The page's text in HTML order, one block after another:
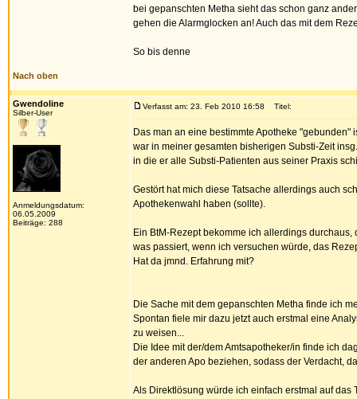
bei gepanschten Metha sieht das schon ganz
gehen die Alarmglocken an! Auch das mit dem
So bis denne
Nach oben
Gwendoline
Silber-User
Anmeldungsdatum:
06.05.2009
Beiträge: 288
Verfasst am: 23. Feb 2010 16:58 Titel:
Das man an eine bestimmte Apotheke
war in meiner gesamten bisherigen Substi-Zeit
in die er alle Substi-Patienten aus seiner Praxis
Gestört hat mich diese Tatsache allerdings auch
Apothekenwahl haben (sollte).
Ein BtM-Rezept bekomme ich allerdings
was passiert, wenn ich versuchen würde, das
Hat da jmnd. Erfahrung mit?
Die Sache mit dem gepanschten Metha finde ich
Spontan fiele mir dazu jetzt auch erstmal eine
zu weisen...
Die Idee mit der/dem Amtsapotheker/in finde ich
der anderen Apo beziehen, sodass der Verdacht,
Als Direktlösung würde ich einfach erstmal auf das